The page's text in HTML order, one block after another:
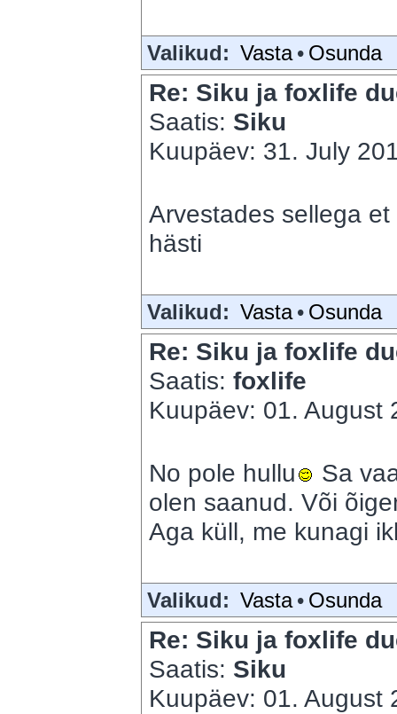
Valikud: Vasta • Osunda
Re: Siku ja foxlife
Saatis: Siku
Kuupäev: 31. July
Arvestades sellega
hästi
Valikud: Vasta • Osunda
Re: Siku ja foxlife
Saatis: foxlife
Kuupäev: 01. August
No pole hullu
Sa
olen saanud. Või
Aga küll, me kunagi
Valikud: Vasta • Osunda
Re: Siku ja foxlife
Saatis: Siku
Kuupäev: 01. August